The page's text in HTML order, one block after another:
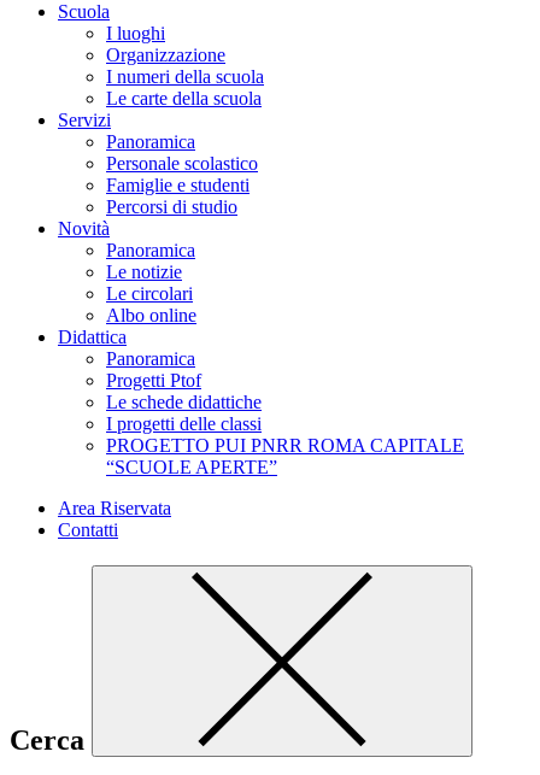
Scuola
I luoghi
Organizzazione
I numeri della scuola
Le carte della scuola
Servizi
Panoramica
Personale scolastico
Famiglie e studenti
Percorsi di studio
Novità
Panoramica
Le notizie
Le circolari
Albo online
Didattica
Panoramica
Progetti Ptof
Le schede didattiche
I progetti delle classi
PROGETTO PUI PNRR ROMA CAPITALE
“SCUOLE APERTE”
Area Riservata
Contatti
Cerca